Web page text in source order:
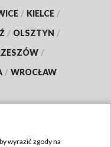
/ KIELCE /
/ OLSZTYN /
/
/ WROCŁAW
wyrazić zgody na